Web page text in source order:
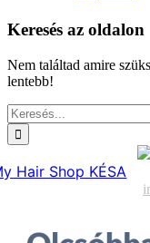
Keresés az oldalon
Nem találtad amire
lentebb!
Keresés...
Hair Shop KÉSA